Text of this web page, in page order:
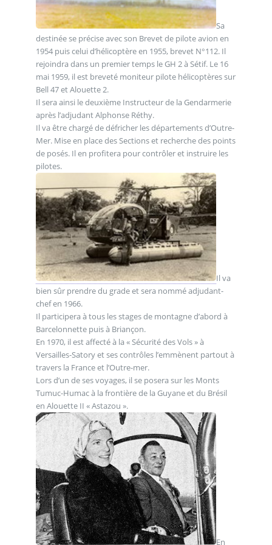
Sa
destinée se précise avec son Brevet de pilote avion en
1954 puis celui d’hélicoptère en 1955, brevet N°112. Il
rejoindra dans un premier temps le GH 2 à Sétif. Le 16
mai 1959, il est breveté moniteur pilote hélicoptères sur
Bell 47 et Alouette 2.
Il sera ainsi le deuxième Instructeur de la Gendarmerie
après l’adjudant Alphonse Réthy.
Il va être chargé de défricher les départements d’Outre-
Mer. Mise en place des Sections et recherche des points
de posés. Il en profitera pour contrôler et instruire les
pilotes.
Il va
bien sûr prendre du grade et sera nommé adjudant-
chef en 1966.
Il participera à tous les stages de montagne d’abord à
Barcelonnette puis à Briançon.
En 1970, il est affecté à la « Sécurité des Vols » à
Versailles-Satory et ses contrôles l’emmènent partout à
travers la France et l’Outre-mer.
Lors d’un de ses voyages, il se posera sur les Monts
Tumuc-Humac à la frontière de la Guyane et du Brésil
en Alouette II « Astazou ».
En